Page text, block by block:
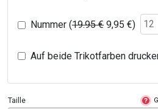
Taille ?
Nummer (19.95 € 9,95 €)
Auf beide Trikotfarben